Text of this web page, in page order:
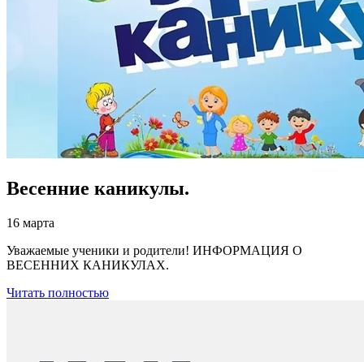
Весенние каникулы.
16 марта
Уважаемые ученики и родители! ИНФОРМАЦИЯ О
ВЕСЕННИХ КАНИКУЛАХ.
Читать полностью